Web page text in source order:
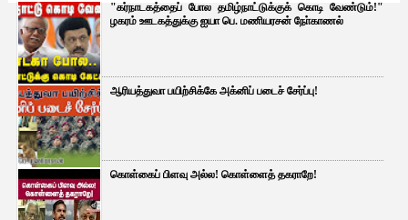
"கர்நாடகத்தைப் போல தமிழ்நாட்டுக்குக் கொடி வேண்டும்!"
ழகரம் ஊடகத்துக்கு ஐயா பெ. மணியரசன் நோ்காணல்
ஆரியத்துவா பயிற்சிக்கே அக்னிப் படைச் சேர்ப்பு!
கொள்கைப் பிளவு அல்ல! கொள்ளைத் தகராறே!